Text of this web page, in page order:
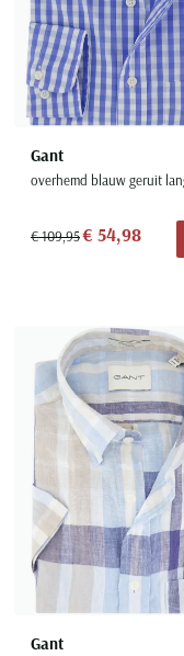
Gant
€ 109,95€ 54,98
Gant